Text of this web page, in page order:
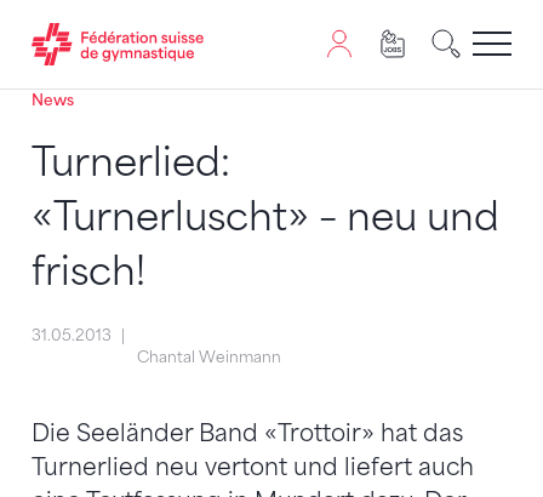
Passer au contenu
Naviguer vers le plan du siten
JavaScript est nécessaire pour naviguer sur ce site.
News
Turnerlied:
«Turnerluscht» – neu und
frisch!
31.05.2013
Chantal Weinmann
Die Seeländer Band «Trottoir» hat das
Turnerlied neu vertont und liefert auch